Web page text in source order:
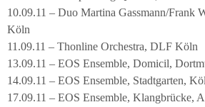
10.09.11 – Duo Martina Gassmann/Frank
Köln
11.09.11 – Thonline Orchestra, DLF Köln
13.09.11 – EOS Ensemble, Domicil,
14.09.11 – EOS Ensemble, Stadtgarten,
17.09.11 – EOS Ensemble, Klangbrücke,